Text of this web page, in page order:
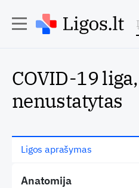
COVID-19
nenustatytas
Ligos aprašymas
Anatomija